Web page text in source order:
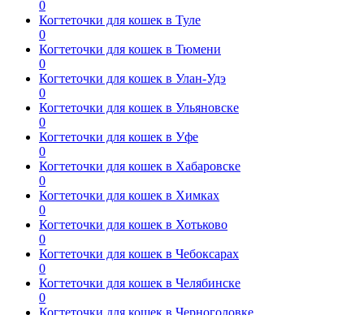
0
Когтеточки для кошек в Туле
0
Когтеточки для кошек в Тюмени
0
Когтеточки для кошек в Улан-Удэ
0
Когтеточки для кошек в Ульяновске
0
Когтеточки для кошек в Уфе
0
Когтеточки для кошек в Хабаровске
0
Когтеточки для кошек в Химках
0
Когтеточки для кошек в Хотьково
0
Когтеточки для кошек в Чебоксарах
0
Когтеточки для кошек в Челябинске
0
Когтеточки для кошек в Черноголовке